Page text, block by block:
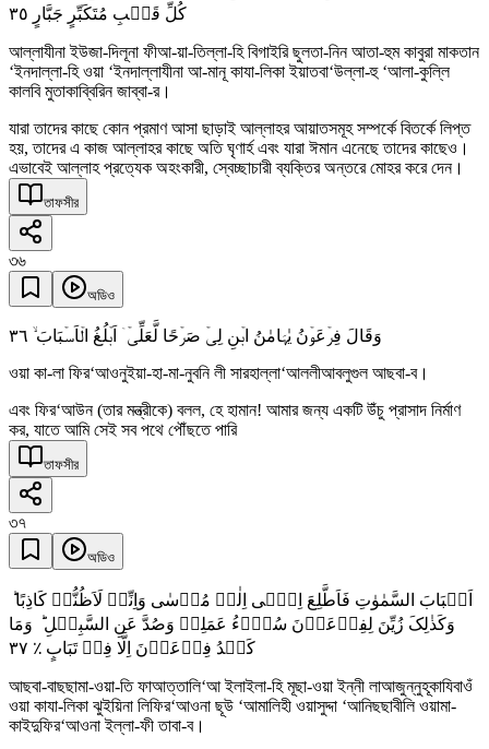
کُلِّ قَلۡبِ مُتَکَبِّرٍ جَبَّارٍ ٣٥
আল্লাযীনা ইউজা-দিলূনা ফীআ-য়া-তিল্লা-হি বিগাইরি ছুলতা-নিন আতা-হুম কাবুরা মাকতান
‘ইনদাল্লা-হি ওয়া ‘ইনদাল্লাযীনা আ-মানূ কাযা-লিকা ইয়াতবা‘উল্লা-হু ‘আলা-কুল্লি
কালবি মুতাকাব্বিরিন জাব্বা-র।
যারা তাদের কাছে কোন প্রমাণ আসা ছাড়াই আল্লাহর আয়াতসমূহ সম্পর্কে বিতর্কে লিপ্ত
হয়, তাদের এ কাজ আল্লাহর কাছে অতি ঘৃণার্হ এবং যারা ঈমান এনেছে তাদের কাছেও।
এভাবেই আল্লাহ প্রত্যেক অহংকারী, স্বেচ্ছাচারী ব্যক্তির অন্তরে মোহর করে দেন।
তাফসীর
৩৬
অডিও
وَقَالَ فِرۡعَوۡنُ یٰہَامٰنُ ابۡنِ لِیۡ صَرۡحًا لَّعَلِّیۡۤ اَبۡلُغُ الۡاَسۡبَابَ ۙ ٣٦
ওয়া কা-লা ফির‘আওনুইয়া-হা-মা-নুবনি লী সারহাল্লা‘আললীআবলুগুল আছবা-ব।
এবং ফির‘আউন (তার মন্ত্রীকে) বলল, হে হামান! আমার জন্য একটি উঁচু প্রাসাদ নির্মাণ
কর, যাতে আমি সেই সব পথে পৌঁছতে পারি
তাফসীর
৩৭
অডিও
اَسۡبَابَ السَّمٰوٰتِ فَاَطَّلِعَ اِلٰۤی اِلٰہِ مُوۡسٰی وَاِنِّیۡ لَاَظُنُّہٗ کَاذِبًا ؕ
وَکَذٰلِکَ زُیِّنَ لِفِرۡعَوۡنَ سُوۡٓءُ عَمَلِہٖ وَصُدَّ عَنِ السَّبِیۡلِ ؕ وَمَا
کَیۡدُ فِرۡعَوۡنَ اِلَّا فِیۡ تَبَابٍ ٪ ٣٧
আছবা-বাছছামা-ওয়া-তি ফাআত্তালি‘আ ইলাইলা-হি মূছা-ওয়া ইন্নী লাআজুন্নুহূকাযিবাওঁ
ওয়া কাযা-লিকা ঝুইয়িনা লিফির‘আওনা ছূউ ‘আমালিহী ওয়াসুদ্দা ‘আনিছছাবীলি ওয়ামা-
কাইদুফির‘আওনা ইল্লা-ফী তাবা-ব।